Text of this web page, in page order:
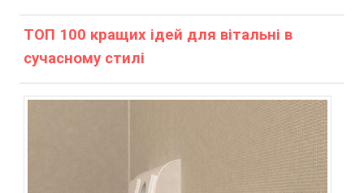
ТОП 100 кращих ідей для вітальні в
сучасному стилі